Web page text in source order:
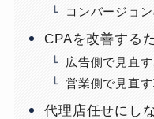
コンバージョ
CPAを改善する
広告側で見直す
営業側で見直す
代理店任せにし